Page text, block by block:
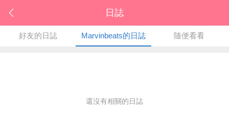
日誌
好友的日誌 Marvinbeats的日誌 隨便看看
還沒有相關的日誌